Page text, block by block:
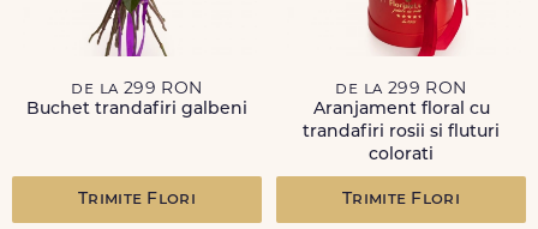
de la 299 RON
Buchet trandafiri galbeni
Trimite Flori
de la 299 RON
Aranjament floral cu
trandafiri rosii si fluturi
colorati
Trimite Flori